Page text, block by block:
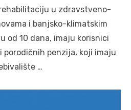
u zdravstveno-
i banjsko-klimatskim
od 10 dana, imaju korisnici
porodičnih penzija, koji imaju
…